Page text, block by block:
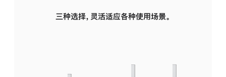
三种选择，灵活适应各种使用场景。